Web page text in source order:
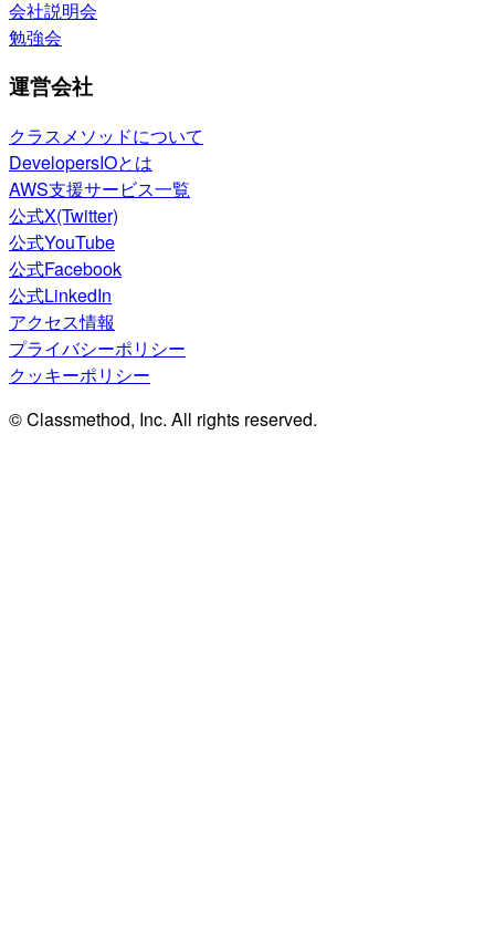
会社説明会
勉強会
運営会社
クラスメソッドについて
DevelopersIOとは
AWS支援サービス一覧
公式X(Twitter)
公式YouTube
公式Facebook
公式LinkedIn
アクセス情報
プライバシーポリシー
クッキーポリシー
© Classmethod, Inc. All rights reserved.